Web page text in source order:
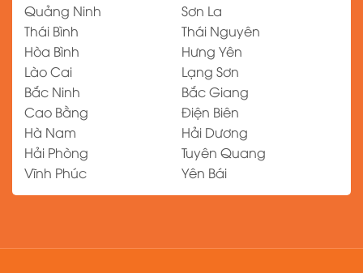
Quảng Ninh
Sơn La
Thái Bình
Thái Nguyên
Hòa Bình
Hưng Yên
Lào Cai
Lạng Sơn
Bắc Ninh
Bắc Giang
Cao Bằng
Điện Biên
Hà Nam
Hải Dương
Hải Phòng
Tuyên Quang
Vĩnh Phúc
Yên Bái